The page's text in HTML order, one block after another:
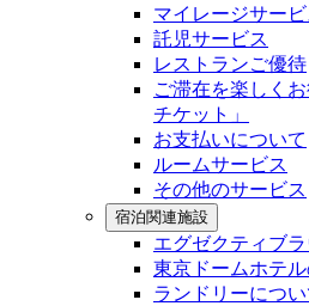
マイレージサー
託児サービス
レストランご優待
ご滞在を楽しく
チケット」
お支払いについて
ルームサービス
その他のサービス
宿泊関連施設
エグゼクティブ
東京ドームホテ
ランドリーについ